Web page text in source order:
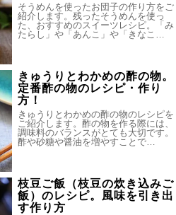
そうめんを使ったお団子の作り方をご
紹介します。残ったそうめんを使っ
た、おすすめのスイーツレシピ。「み
たらし」や「あんこ」や「きなこ…
きゅうりとわかめの酢の物。
定番酢の物のレシピ・作り
方！
きゅうりとわかめの酢の物のレシピを
ご紹介します。酢の物を作る際には、
調味料のバランスがとても大切です。
酢や砂糖や醤油を増やすことで…
枝豆ご飯（枝豆の炊き込みご
飯）のレシピ。風味を引き出
す作り方